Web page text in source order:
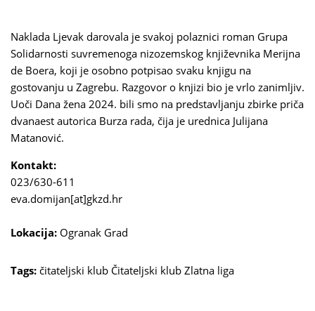
Naklada Ljevak darovala je svakoj polaznici roman Grupa
Solidarnosti suvremenoga nizozemskog književnika Merijna
de Boera, koji je osobno potpisao svaku knjigu na
gostovanju u Zagrebu. Razgovor o knjizi bio je vrlo zanimljiv.
Uoči Dana žena 2024. bili smo na predstavljanju zbirke priča
dvanaest autorica Burza rada, čija je urednica Julijana
Matanović.
Kontakt:
023/630-611
eva.domijan[at]gkzd.hr
Lokacija: Ogranak Grad
Tags: čitateljski klub Čitateljski klub Zlatna liga